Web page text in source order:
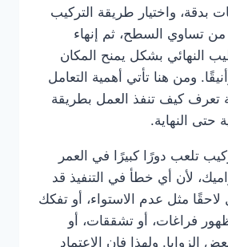
بدقة، واختيار طريقة التركيب
من تساوي السطح، ثم إنهاء
النهائي بشكل يمنح المكان
ومن هنا تأتي أهمية التعامل
كيف تنفذ العمل بطريقة
حتى النهاية.
تلعب دورًا كبيرًا في العمر
لأن أي خطأ في التنفيذ قد
مثل عدم الاستواء، أو تفكك
فراغات، أو تشققات، أو
الزوايا. ولهذا فإن الاعتماد